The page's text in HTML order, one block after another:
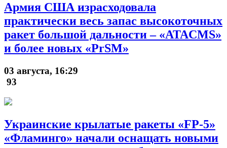
Армия США израсходовала
практически весь запас высокоточных
ракет большой дальности – «ATACMS»
и более новых «PrSM»
03 августа, 16:29
93
Украинские крылатые ракеты «FP-5»
«Фламинго» начали оснащать новыми